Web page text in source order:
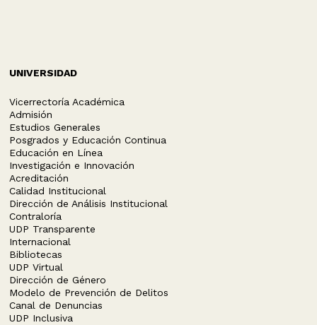
UNIVERSIDAD
Vicerrectoría Académica
Admisión
Estudios Generales
Posgrados y Educación Continua
Educación en Línea
Investigación e Innovación
Acreditación
Calidad Institucional
Dirección de Análisis Institucional
Contraloría
UDP Transparente
Internacional
Bibliotecas
UDP Virtual
Dirección de Género
Modelo de Prevención de Delitos
Canal de Denuncias
UDP Inclusiva